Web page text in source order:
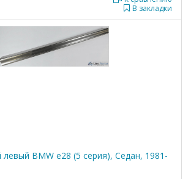
В закладки
левый BMW е28 (5 серия), Седан, 1981-